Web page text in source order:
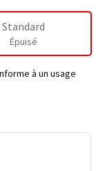
Standard
Épuisé
à un usage